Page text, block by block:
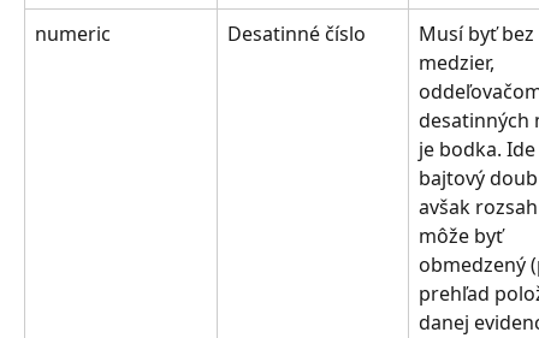
numeric
Desatinné číslo
Musí byť bez
medzier,
desatinných
je bodka.
bajtový
avšak
môže byť
obmedzený
prehľad
danej